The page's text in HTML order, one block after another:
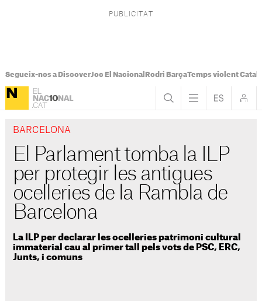
Segueix-nos a DiscoverJoc El Nacional Rodri BarçaTemps violent
BARCELONA
El Parlament tomba la ILP
per protegir les antigues
ocelleries de la Rambla de
Barcelona
La ILP per declarar les ocelleries patrimoni cultural
immaterial cau al primer tall pels vots de PSC, ERC,
Junts, i comuns